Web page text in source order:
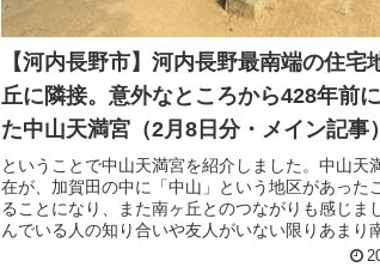
【河内長野市】河内長野最南端の住宅
丘に隣接。意外なところから428年前
た中山天満宮（2月8日分・メイン記事）
ということで中山天満宮を紹介しました。中山天
在が、加賀田の中に「中山」という地区があった
ることになり、また南ヶ丘とのつながりも感じま
んでいる人の知り合いや友人がいない限りあまり
行く機会はないと思いますが、バス無料デーのタ